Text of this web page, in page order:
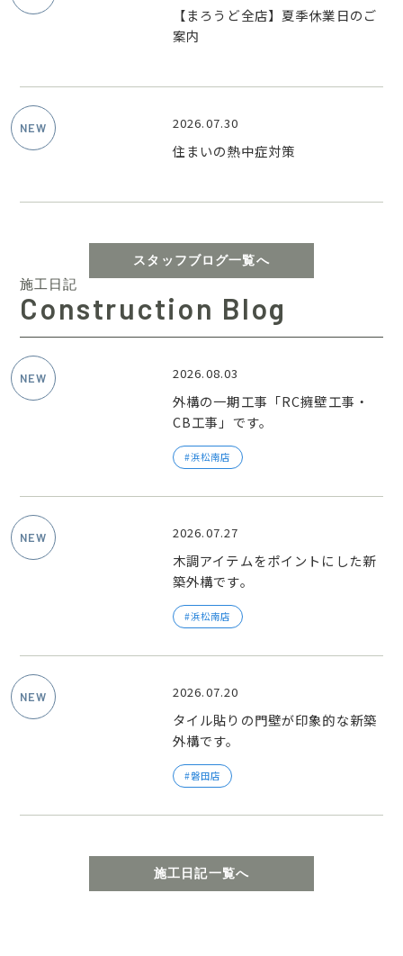
【まろうど全店】夏季休業日のご
案内
2026.07.30
住まいの熱中症対策
スタッフブログ一覧へ
施工日記
Construction Blog
2026.08.03
外構の一期工事「RC擁壁工事・
CB工事」です。
浜松南店
2026.07.27
木調アイテムをポイントにした新
築外構です。
浜松南店
2026.07.20
タイル貼りの門壁が印象的な新築
外構です。
磐田店
施工日記一覧へ